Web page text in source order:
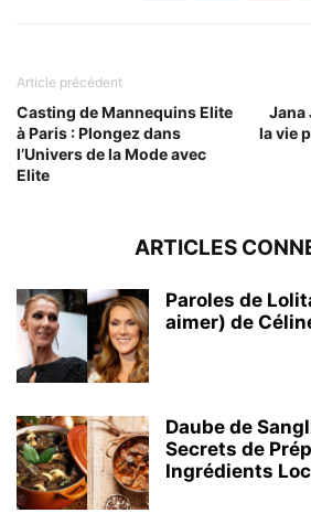
Article précédent
Casting de Mannequins Elite
à Paris : Plongez dans
l’Univers de la Mode avec
Elite
Jana
la vie
ARTICLES
Paroles de
aimer) de
Daube de
Secrets de
Ingrédients